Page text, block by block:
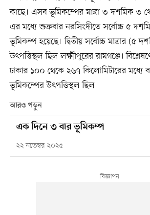
কাছে। এসব ভূমিকম্পের মাত্রা ৩ দশমিক ৩
এর মধ্যে শুক্রবার নরসিংদীতে সর্বোচ্চ ৫
ভূমিকম্প হয়েছে। দ্বিতীয় সর্বোচ্চ মাত্রার (৫
উৎপত্তিস্থল ছিল লক্ষ্মীপুরের রামগঞ্জে।
ঢাকার ১০০ থেকে ২৬৭ কিলোমিটারের মধ্যে
ভূমিকম্পের উৎপত্তিস্থল ছিল।
আরও পড়ুন
এক দিনে ৩ বার ভূমিকম্প
২২ নভেম্বর ২০২৫